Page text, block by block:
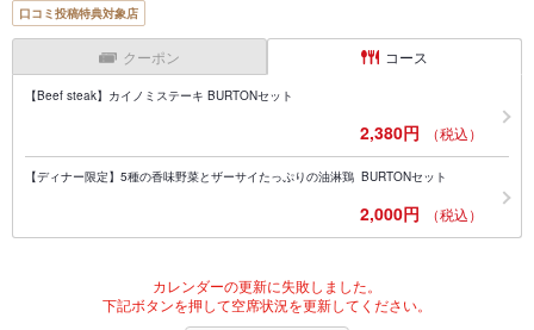
口コミ投稿特典対象店
クーポン コース
【Beef steak】カイノミステーキ BURTONセット
2,380円 （税込）
【ディナー限定】5種の香味野菜とザーサイたっぷりの油淋鶏 BURTONセット
2,000円 （税込）
カレンダーの更新に失敗しました。
下記ボタンを押して空席状況を更新してください。